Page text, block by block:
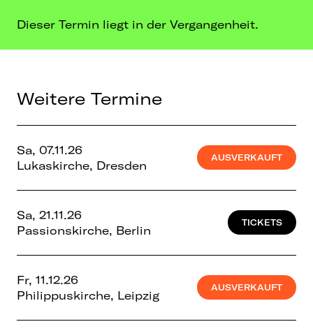
Dieser Termin liegt in der Vergangenheit.
Weitere Termine
Sa, 07.11.26
Lukaskirche, Dresden
AUSVERKAUFT
Sa, 21.11.26
Passionskirche, Berlin
TICKETS
Fr, 11.12.26
Philippuskirche, Leipzig
AUSVERKAUFT